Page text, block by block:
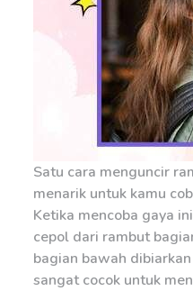
Satu cara menguncir
menarik untuk kamu
Ketika mencoba gaya
cepol dari rambut
bagian bawah
sangat cocok untuk